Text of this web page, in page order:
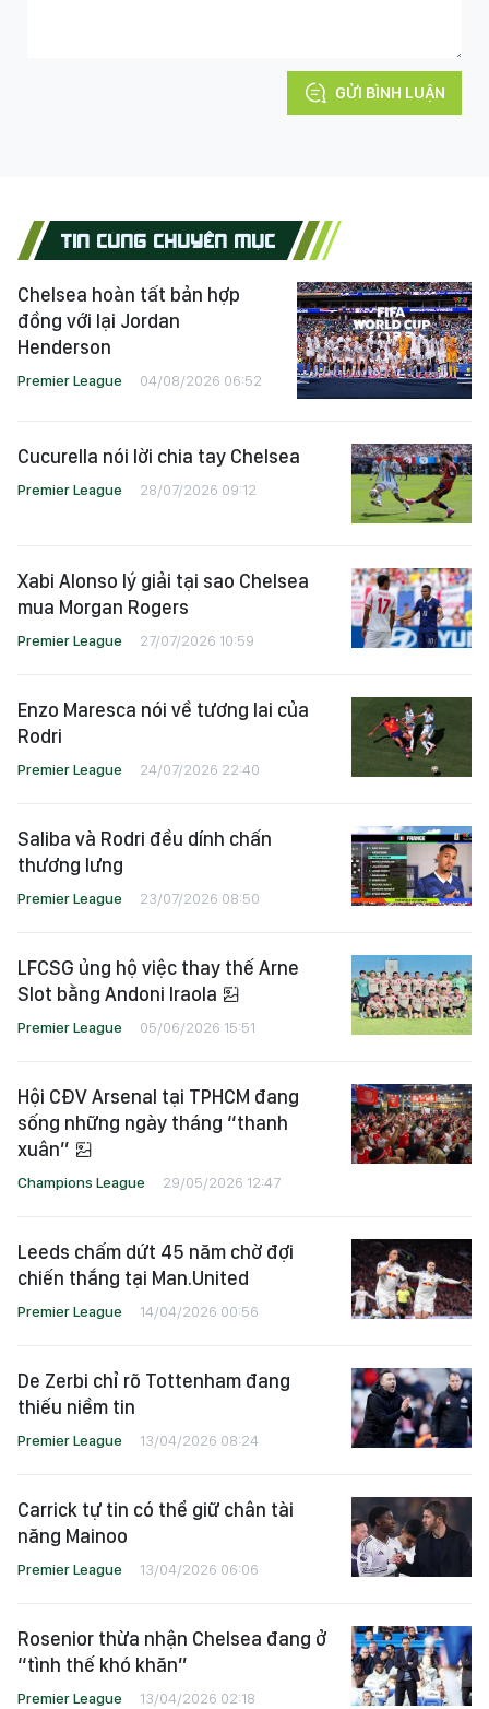
GỬI BÌNH LUẬN
TIN CÙNG CHUYÊN MỤC
Chelsea hoàn tất bản hợp
đồng với lại Jordan
Henderson
Premier League 04/08/2026 06:52
Cucurella nói lời chia tay Chelsea
Premier League 28/07/2026 09:12
Xabi Alonso lý giải tại sao Chelsea
mua Morgan Rogers
Premier League 27/07/2026 10:59
Enzo Maresca nói về tương lai của
Rodri
Premier League 24/07/2026 22:40
Saliba và Rodri đều dính chấn
thương lưng
Premier League 23/07/2026 08:50
LFCSG ủng hộ việc thay thế Arne
Slot bằng Andoni Iraola
Premier League 05/06/2026 15:51
Hội CĐV Arsenal tại TPHCM đang
sống những ngày tháng “thanh
xuân”
Champions League 29/05/2026 12:47
Leeds chấm dứt 45 năm chờ đợi
chiến thắng tại Man.United
Premier League 14/04/2026 00:56
De Zerbi chỉ rõ Tottenham đang
thiếu niềm tin
Premier League 13/04/2026 08:24
Carrick tự tin có thể giữ chân tài
năng Mainoo
Premier League 13/04/2026 06:06
Rosenior thừa nhận Chelsea đang ở
“tình thế khó khăn”
Premier League 13/04/2026 02:18